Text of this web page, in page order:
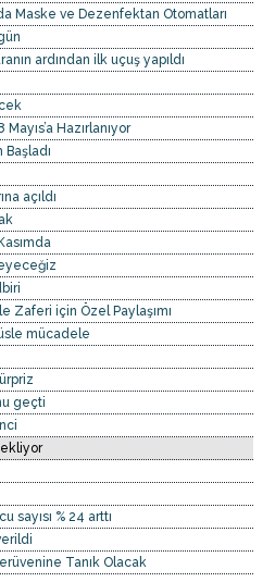
Maske ve Dezenfektan Otomatları
ardından ilk uçuş yapıldı
Hazırlanıyor
Başladı
açıldı
Zaferi için Özel Paylaşımı
mücadele
geçti
sayısı % 24 arttı
Tanık Olacak